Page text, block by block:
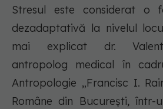
Stresul este considerat o
dezadaptativă la nivelul
mai explicat dr.
antropolog medical în
Antropologie „Francisc I.
Române din București, într-